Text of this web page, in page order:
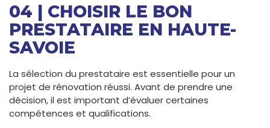
04 | CHOISIR LE BON
PRESTATAIRE EN HAUTE-
SAVOIE
La sélection du prestataire est essentielle pour un
projet de rénovation réussi. Avant de prendre une
décision, il est important d’évaluer certaines
compétences et qualifications.